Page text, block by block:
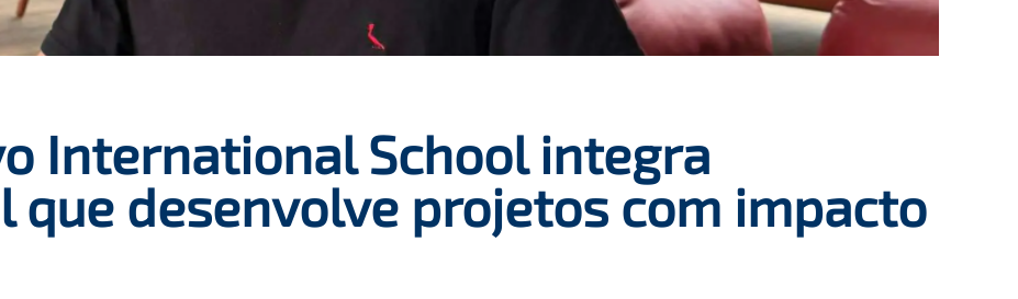
International School integra
que desenvolve projetos com impacto